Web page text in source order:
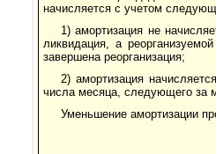
начисляется с учетом
1) амортизация не
ликвидация, а
завершена реорганизация;
2) амортизация
числа месяца, следующего за
Уменьшение амортизации